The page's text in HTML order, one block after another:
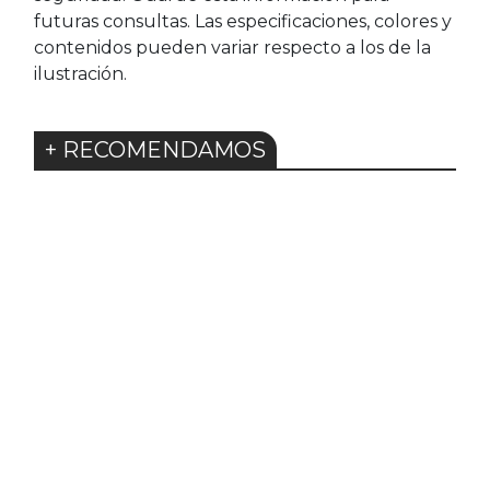
futuras consultas. Las especificaciones, colores y
contenidos pueden variar respecto a los de la
ilustración.
+ RECOMENDAMOS